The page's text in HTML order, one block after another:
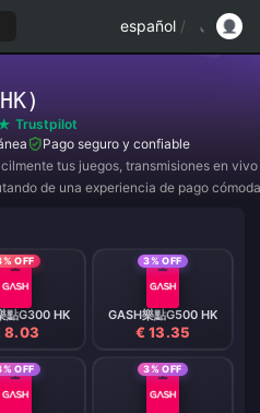
español /
Trustpilot
Pago seguro y confiable
tus juegos, transmisiones en
de una experiencia de pago
OFF
點G300 HK
8.03
3% OFF
GASH樂點G500 HK
€ 13.35
OFF 3% OFF